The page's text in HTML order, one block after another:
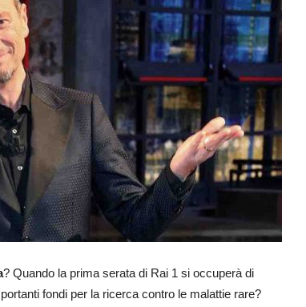
? Quando la prima serata di Rai 1 si occuperà di
fondi per la ricerca contro le malattie rare?